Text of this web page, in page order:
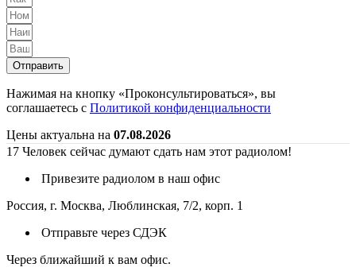
Отправить
Нажимая на кнопку «Проконсультироваться», вы
соглашаетесь с Политикой конфиденциальности
Цены актуальна на 07.08.2026
17 Человек сейчас думают сдать нам этот радиолом!
Привезите радиолом в наш офис
Россия, г. Москва, Люблинская, 7/2, корп. 1
Отправьте через СДЭК
Через ближайший к вам офис.